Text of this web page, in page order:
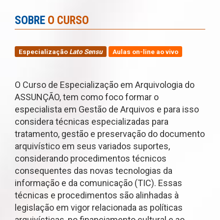
SOBRE O CURSO
Especialização Lato Sensu Aulas on-line ao vivo
O Curso de Especialização em Arquivologia do
ASSUNÇÃO, tem como foco formar o
especialista em Gestão de Arquivos e para isso
considera técnicas especializadas para
tratamento, gestão e preservação do documento
arquivístico em seus variados suportes,
considerando procedimentos técnicos
consequentes das novas tecnologias da
informação e da comunicação (TIC). Essas
técnicas e procedimentos são alinhadas à
legislação em vigor relacionada as políticas